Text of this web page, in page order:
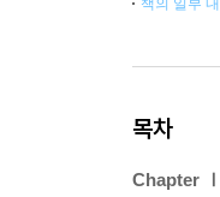
책의 일부
목차
Chapter